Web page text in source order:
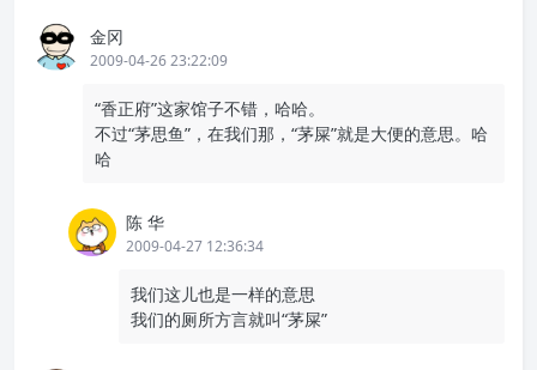
金冈
2009-04-26 23:22:09
“香正府”这家馆子不错，哈哈。
不过“茅思鱼”，在我们那，“茅屎”就是大便的意思。哈
哈
陈 华
2009-04-27 12:36:34
我们这儿也是一样的意思
我们的厕所方言就叫“茅屎”